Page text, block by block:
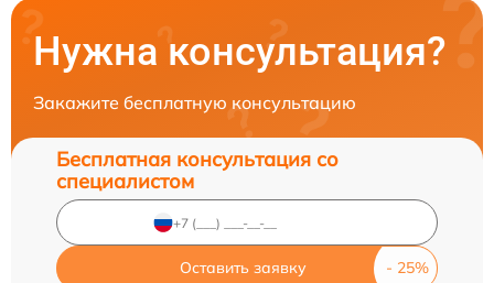
Нужна консультация?
Закажите бесплатную консультацию
Бесплатная консультация со
специалистом
Оставить заявку